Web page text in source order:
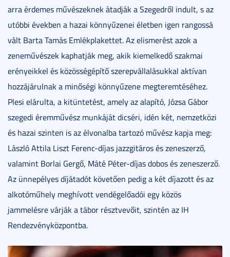
arra érdemes művészeknek átadják a Szegedről indult, s az
utóbbi években a hazai könnyűzenei életben igen rangossá
vált Barta Tamás Emlékplakettet. Az elismerést azok a
zeneművészek kaphatják meg, akik kiemelkedő szakmai
erényeikkel és közösségépítő szerepvállalásukkal aktívan
hozzájárulnak a minőségi könnyűzene megteremtéséhez.
Plesi elárulta, a kitüntetést, amely az alapító, Józsa Gábor
szegedi éremművész munkáját dicséri, idén két, nemzetközi
és hazai szinten is az élvonalba tartozó művész kapja meg:
László Attila Liszt Ferenc-díjas jazzgitáros és zeneszerző,
valamint Borlai Gergő, Máté Péter-díjas dobos és zeneszerző.
Az ünnepélyes díjátadót követően pedig a két díjazott és az
alkotóműhely meghívott vendégelőadói egy közös
jammelésre várják a tábor résztvevőit, szintén az IH
Rendezvényközpontba.